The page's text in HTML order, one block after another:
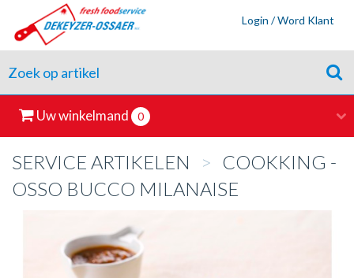
Login / Word Klant
Uw winkelmand 0
SERVICE ARTIKELEN > COOKKING -
OSSO BUCCO MILANAISE